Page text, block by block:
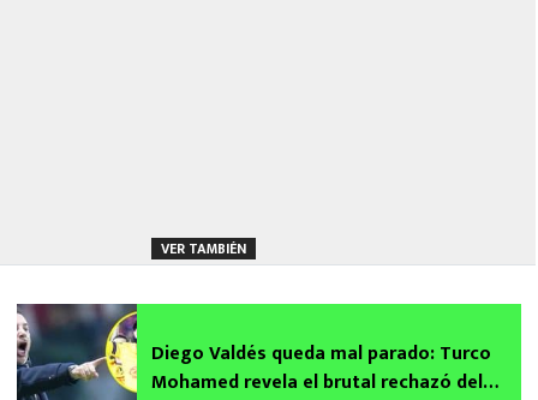
VER TAMBIÉN
Diego Valdés queda mal parado: Turco
Mohamed revela el brutal rechazó del